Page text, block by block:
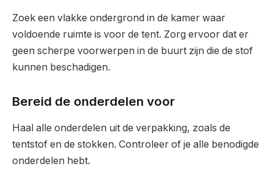
Zoek een vlakke ondergrond in de kamer waar
voldoende ruimte is voor de tent. Zorg ervoor dat er
geen scherpe voorwerpen in de buurt zijn die de stof
kunnen beschadigen.
Bereid de onderdelen voor
Haal alle onderdelen uit de verpakking, zoals de
tentstof en de stokken. Controleer of je alle benodigde
onderdelen hebt.